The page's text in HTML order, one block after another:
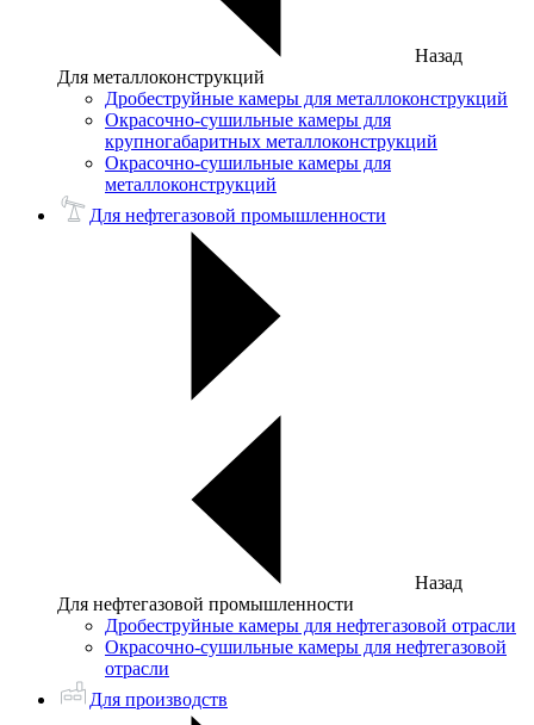
Назад
Для металлоконструкций
Дробеструйные камеры для металлоконструкций
Окрасочно-сушильные камеры для
крупногабаритных металлоконструкций
Окрасочно-сушильные камеры для
металлоконструкций
Для нефтегазовой промышленности
Назад
Для нефтегазовой промышленности
Дробеструйные камеры для нефтегазовой отрасли
Окрасочно-сушильные камеры для нефтегазовой
отрасли
Для производств